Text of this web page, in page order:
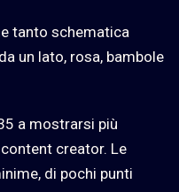
tanto schematica
un lato, rosa, bambole
a mostrarsi più
creator. Le
di pochi punti